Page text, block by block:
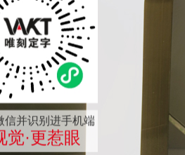
信并识别进手机端
觉·更惹眼